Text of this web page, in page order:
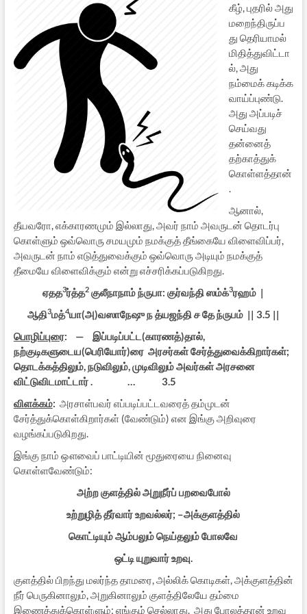
கீழ், புதரில் அது
மறைந்திருப்ப
து தெரியாமல்
மிதித்துவிட்டா
ல், அது
நம்மைக் கடிக்க
வாய்ப்புண்டு.
அது அப்படிச்
செய்வது
தன்னைத்
தற்காத்துக்
கொள்ளத்தான்
.
ஆனால்,
தீயவரோ, எக்காரணமும் இல்லாது, அவர் நாம் அவருடன் தொடர்பு
கொள்ளும் ஒவ்வொரு சமயமும் நமக்குத் தீங்கையே விளைவிப்பர்,
அவருடன் நாம் எடுத்துவைக்கும் ஒவ்வொரு அடியும் நமக்குத்
தீமையே விளைவிக்கும் என்று எச்சரிக்கப்படுகிறது.
ஏதத3ர்த்த2 குலீநாநாம் ந்ருபா: குர்வந்தி ஸம்க்3ரஹம் |
ஆதி3மத்4யா(அ)வஸாநேஷு ந த்யஜந்தி ச தே ந்ருபம் || 3.5 ||
பொழிப்புரை: — இப்படிப்பட்ட(காரணத்)தால்,
நற்குடிகளுடைய(பெரியோர்)ரை அரசர்கள் சேர்த்துவைக்கிறார்கள்;
தொடக்கத்திலும், நடுவிலும், முடிவிலும் அவர்கள் அரசனை
விட்டுவிடமாட்டார் . … 3.5
விளக்கம்: அரசாள்பவர் எப்படிப்பட்டவரைத் தம்முடன்
சேர்த்துக்கொள்கிறார்கள் (வேண்டும்) என இங்கு அறிவுரை
வழங்கப்படுகிறது.
இங்கு நாம் ஔவைப் பாட்டியின் மூதுரையை நினைவு
கொள்ளவேண்டும்:
அற்ற குளத்தில் அறுநீர்ப் பறவைபோல்
உற்றுழித் தீர்வார் உறவல்லர்; –அக்குளத்தில்
கொட்டியும் ஆம்பலும் நெய்தலும் போலவே
ஒட்டி யுறுவார் உறவு.
குளத்தில் பிறந்து மலர்ந்த தாமரை, அல்லிக் கொடிகள், அக்குளத்தின்
நீர் பெருகினாலும், அறுகினாலும் குளத்திலேயே தம்மை
இணைத்துக்கொள்ளும்; எங்கும் செல்லாது. அது போலத்தான் உறவு